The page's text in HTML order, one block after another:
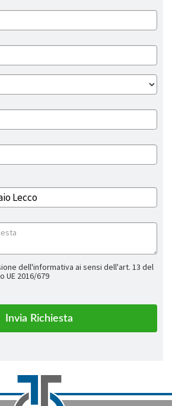
dell'informativa ai sensi dell'art. 13 del
UE 2016/679